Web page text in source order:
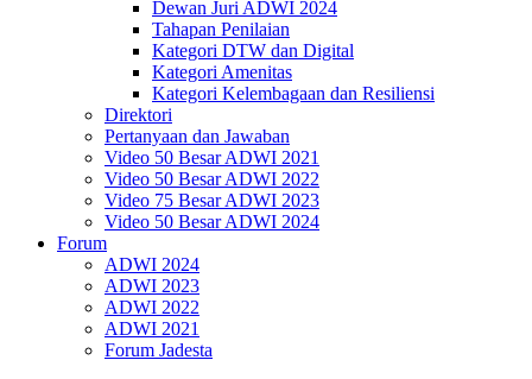
Dewan Juri ADWI 2024
Tahapan Penilaian
Kategori DTW dan Digital
Kategori Amenitas
Kategori Kelembagaan dan Resiliensi
Direktori
Pertanyaan dan Jawaban
Video 50 Besar ADWI 2021
Video 50 Besar ADWI 2022
Video 75 Besar ADWI 2023
Video 50 Besar ADWI 2024
Forum
ADWI 2024
ADWI 2023
ADWI 2022
ADWI 2021
Forum Jadesta